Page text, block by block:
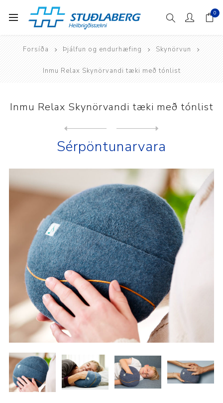
0
Forsíða Þjálfun og endurhæfing Skynörvun
Inmu Relax Skynörvandi tæki með tónlist
Inmu Relax Skynörvandi tæki með tónlist
Sérpöntunarvara